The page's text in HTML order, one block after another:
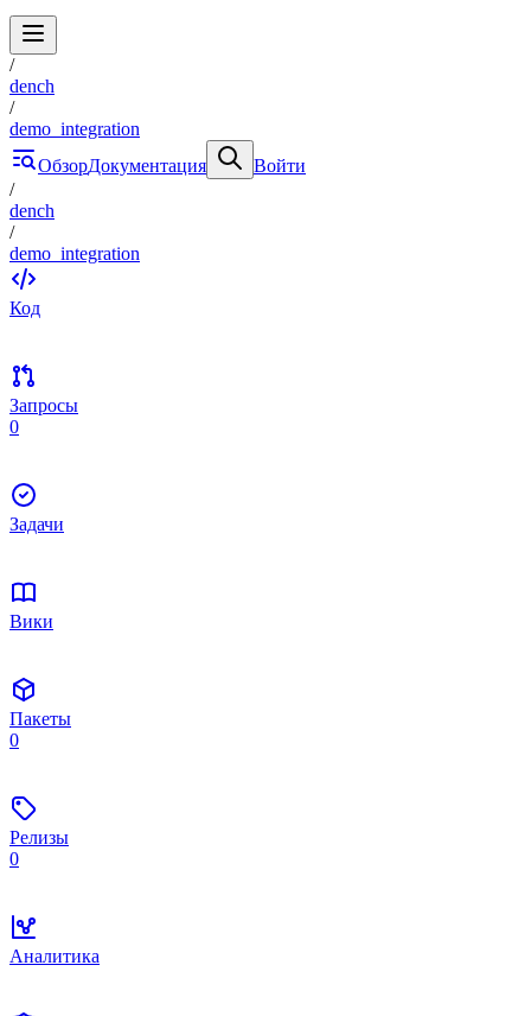
/
dench
/
demo_integration
ОбзорДокументация
Войти
/
dench
/
demo_integration
Код
Запросы
0
Задачи
Вики
Пакеты
0
Релизы
0
Аналитика